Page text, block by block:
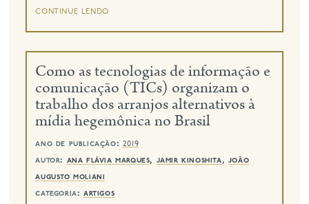
continue lendo
Como as tecnologias de informação e
comunicação (TICs) organizam o
trabalho dos arranjos alternativos à
mídia hegemônica no Brasil
ano de publicação: 2019
autor: ana flávia marques, jamir kinoshita, joão
augusto moliani
categoria: artigos